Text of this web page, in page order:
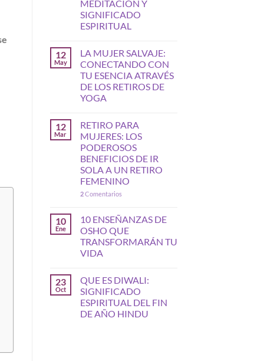
MEDITACIÓN Y
SIGNIFICADO
ESPIRITUAL
12
May
LA MUJER SALVAJE:
CONECTANDO CON
TU ESENCIA ATRAVÉS
DE LOS RETIROS DE
YOGA
12
Mar
RETIRO PARA
MUJERES: LOS
PODEROSOS
BENEFICIOS DE IR
SOLA A UN RETIRO
FEMENINO
2Comentarios
10
Ene
10 ENSEÑANZAS DE
OSHO QUE
TRANSFORMARÁN TU
VIDA
23
Oct
QUE ES DIWALI:
SIGNIFICADO
ESPIRITUAL DEL FIN
DE AÑO HINDU